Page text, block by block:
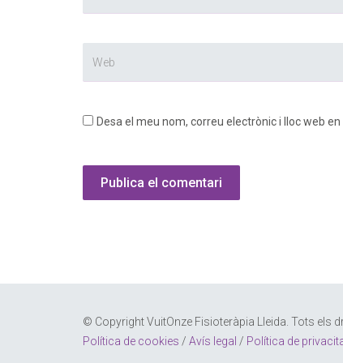
Desa el meu nom, correu electrònic i lloc web
© Copyright VuitOnze Fisioteràpia Lleida. Tots els
Política de cookies / Avís legal / Política de